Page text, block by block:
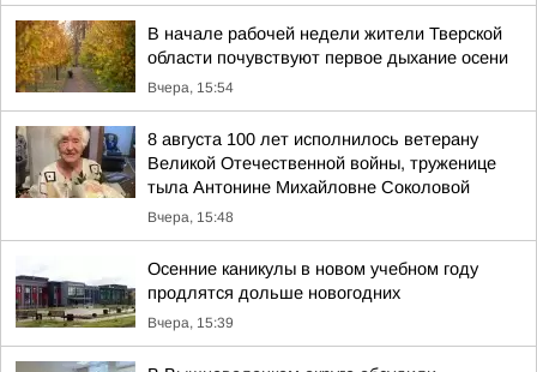
В начале рабочей недели жители Тверской
области почувствуют первое дыхание осени
Вчера, 15:54
8 августа 100 лет исполнилось ветерану
Великой Отечественной войны, труженице
тыла Антонине Михайловне Соколовой
Вчера, 15:48
Осенние каникулы в новом учебном году
продлятся дольше новогодних
Вчера, 15:39